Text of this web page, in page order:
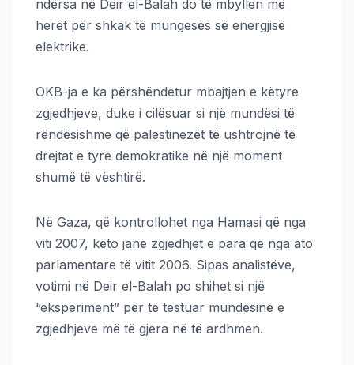
ndërsa në Deir el-Balah do të mbyllen më
herët për shkak të mungesës së energjisë
elektrike.
OKB-ja e ka përshëndetur mbajtjen e këtyre
zgjedhjeve, duke i cilësuar si një mundësi të
rëndësishme që palestinezët të ushtrojnë të
drejtat e tyre demokratike në një moment
shumë të vështirë.
Në Gaza, që kontrollohet nga Hamasi që nga
viti 2007, këto janë zgjedhjet e para që nga ato
parlamentare të vitit 2006. Sipas analistëve,
votimi në Deir el-Balah po shihet si një
“eksperiment” për të testuar mundësinë e
zgjedhjeve më të gjera në të ardhmen.